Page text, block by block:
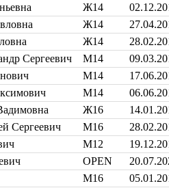
Ж14
Ж14
Ж14
Сергеевич М14
М14
М14
Ж16
Сергеевич М16
М12
OPEN
М16